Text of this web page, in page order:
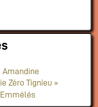
Amandine
Zéro Tignieu »